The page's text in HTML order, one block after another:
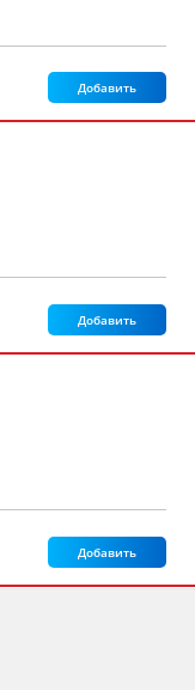
Добавить
Добавить
Добавить